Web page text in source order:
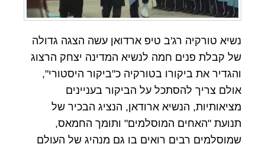
נשיא טורקיה רג'ב טיפ ארדואן עשה הצגה גדולה
של קבלת פנים חמה לנשיא המדינה יצחק הרצוג
והגדיר את ביקורו בטורקיה כ"ביקור היסטורי",
אולם צריך להסתכל על הביקור בעניינים
מציאותיות, הנשיא ארודאן, הנציג הבכיר של
תנועת "האחים המוסלמים" ותומך החמאס,
שמוסלמים רבים רואים בו גם מנהיג של העולם